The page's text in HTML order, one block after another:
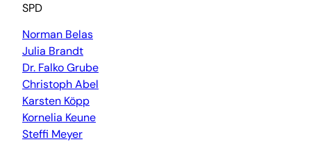
SPD
Norman Belas
Julia Brandt
Dr. Falko Grube
Christoph Abel
Karsten Köpp
Kornelia Keune
Steffi Meyer